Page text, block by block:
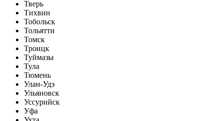
Тверь
Тихвин
Тобольск
Тольятти
Томск
Троицк
Туймазы
Тула
Тюмень
Улан-Удэ
Ульяновск
Уссурийск
Уфа